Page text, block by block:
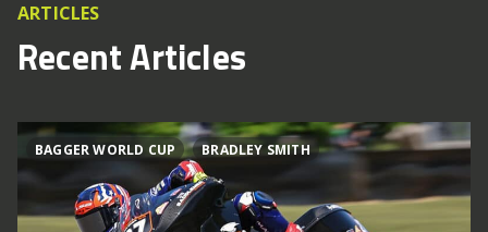
ARTICLES
Recent Articles
BAGGER WORLD CUP BRADLEY SMITH